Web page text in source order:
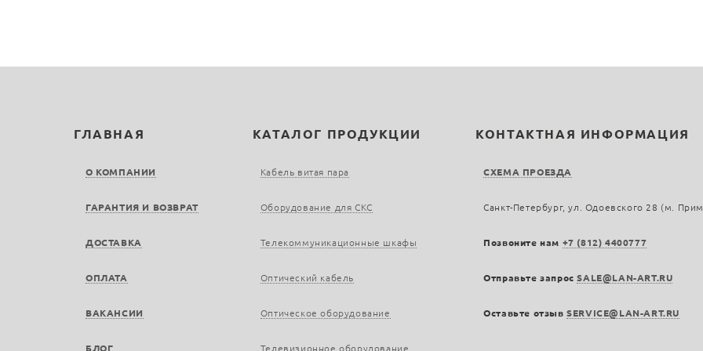
ГЛАВНАЯ
О КОМПАНИИ
ГАРАНТИЯ И ВОЗВРАТ
ДОСТАВКА
ОПЛАТА
ВАКАНСИИ
БЛОГ
КАТАЛОГ ПРОДУКЦИИ
Кабель витая пара
Оборудование для СКС
Телекоммуникационные шкафы
Оптический кабель
Оптическое оборудование
Телевизионное оборудование
КОНТАКТНАЯ ИНФОРМАЦИЯ
СХЕМА ПРОЕЗДА
Санкт-Петербург, ул. Одоевского 28 (м.
Позвоните нам +7 (812) 4400777
Отправьте запросSALE@LAN-ART.RU
Оставьте отзывSERVICE@LAN-ART.RU